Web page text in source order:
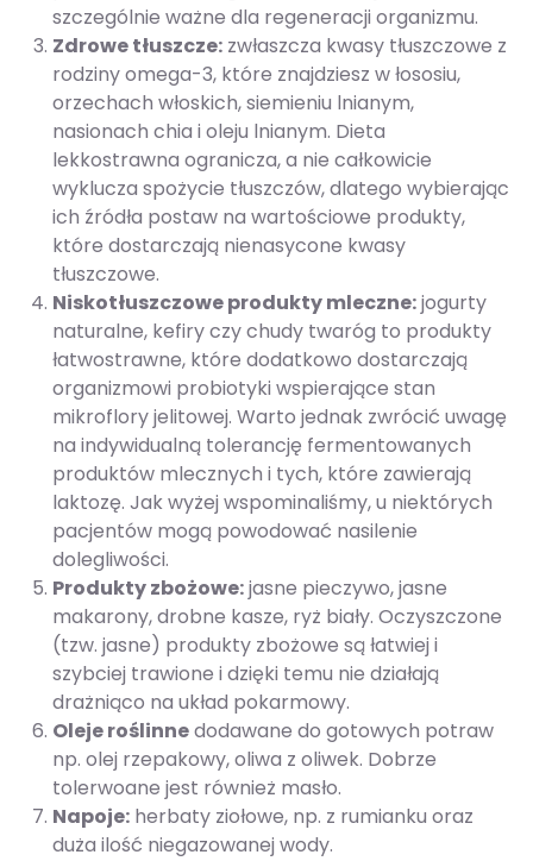
szczególnie ważne dla regeneracji organizmu.
Zdrowe tłuszcze: zwłaszcza kwasy tłuszczowe z
rodziny omega-3, które znajdziesz w łososiu,
orzechach włoskich, siemieniu lnianym,
nasionach chia i oleju lnianym. Dieta
lekkostrawna ogranicza, a nie całkowicie
wyklucza spożycie tłuszczów, dlatego wybierając
ich źródła postaw na wartościowe produkty,
które dostarczają nienasycone kwasy
tłuszczowe.
Niskotłuszczowe produkty mleczne:jogurty
naturalne, kefiry czy chudy twaróg to produkty
łatwostrawne, które dodatkowo dostarczają
organizmowi probiotyki wspierające stan
mikroflory jelitowej. Warto jednak zwrócić uwagę
na indywidualną tolerancję fermentowanych
produktów mlecznych i tych, które zawierają
laktozę. Jak wyżej wspominaliśmy, u niektórych
pacjentów mogą powodować nasilenie
dolegliwości.
Produkty zbożowe:jasne pieczywo, jasne
makarony, drobne kasze, ryż biały. Oczyszczone
(tzw. jasne) produkty zbożowe są łatwiej i
szybciej trawione i dzięki temu nie działają
drażniąco na układ pokarmowy.
Oleje roślinnedodawane do gotowych potraw
np. olej rzepakowy, oliwa z oliwek. Dobrze
tolerwoane jest również masło.
Napoje: herbaty ziołowe, np. z rumianku oraz
duża ilość niegazowanej wody.